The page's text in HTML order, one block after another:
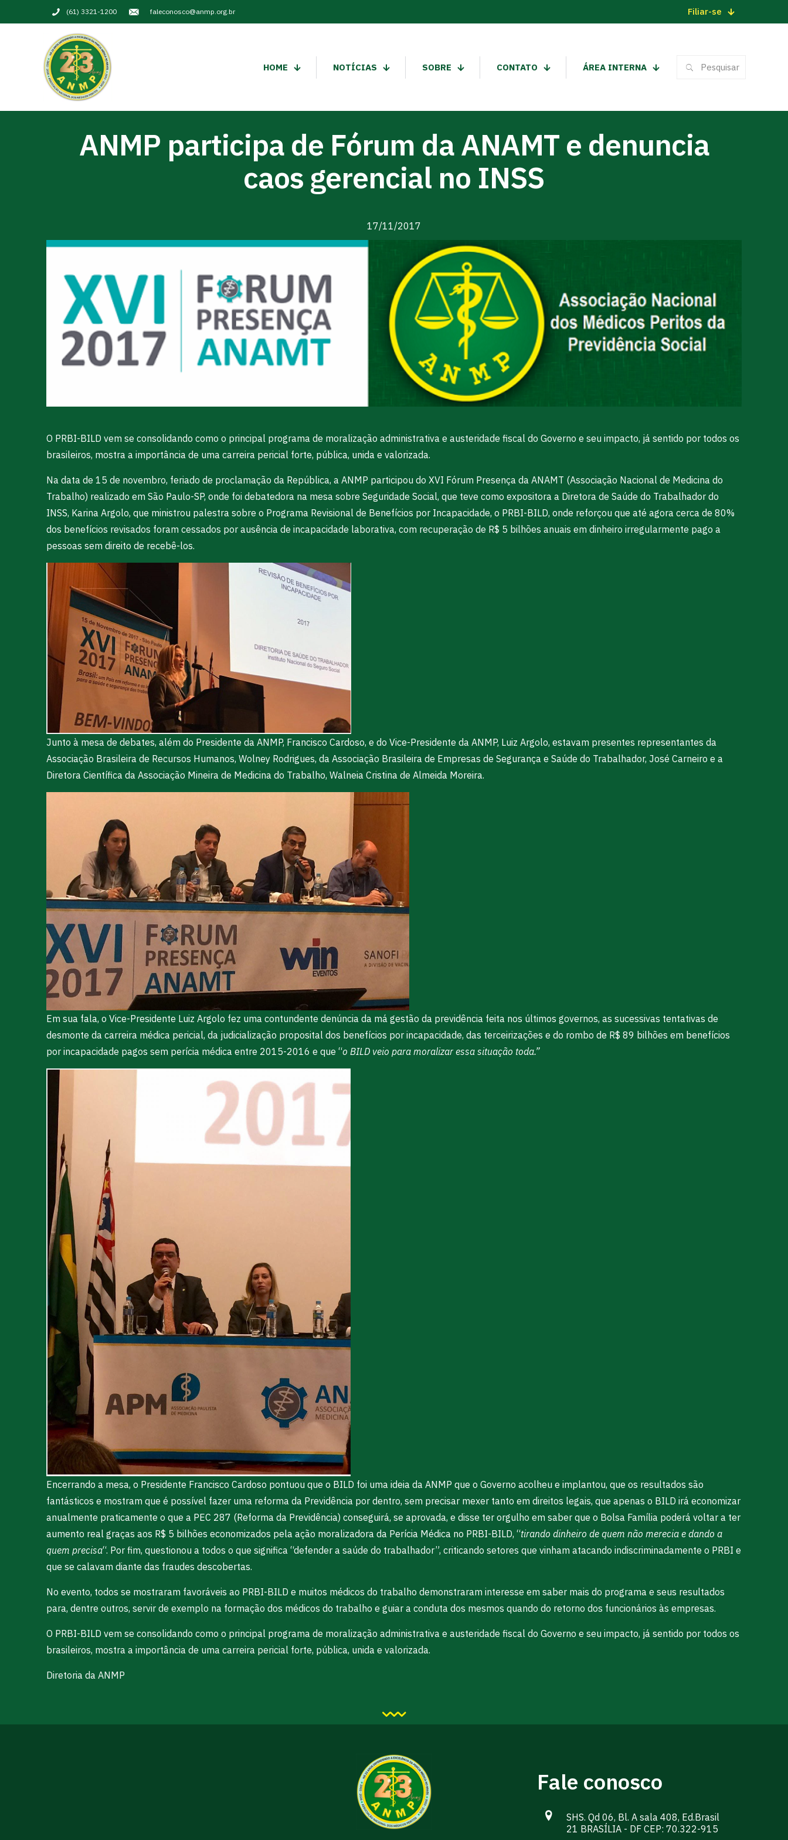
(61) 3321-1200 faleconosco@anmp.org.br Filiar-se
HOME NOTÍCIAS SOBRE CONTATO ÁREA INTERNA
ANMP participa de Fórum da ANAMT e denuncia
caos gerencial no INSS
17/11/2017
O PRBI-BILD vem se consolidando como o principal programa de moralização administrativa e austeridade fiscal do Governo e seu impacto, já sentido por todos os
brasileiros, mostra a importância de uma carreira pericial forte, pública, unida e valorizada.
Na data de 15 de novembro, feriado de proclamação da República, a ANMP participou do XVI Fórum Presença da ANAMT (Associação Nacional de Medicina do
Trabalho) realizado em São Paulo-SP, onde foi debatedora na mesa sobre Seguridade Social, que teve como expositora a Diretora de Saúde do Trabalhador do
INSS, Karina Argolo, que ministrou palestra sobre o Programa Revisional de Benefícios por Incapacidade, o PRBI-BILD, onde reforçou que até agora cerca de 80%
dos benefícios revisados foram cessados por ausência de incapacidade laborativa, com recuperação de R$ 5 bilhões anuais em dinheiro irregularmente pago a
pessoas sem direito de recebê-los.
Junto à mesa de debates, além do Presidente da ANMP, Francisco Cardoso, e do Vice-Presidente da ANMP, Luiz Argolo, estavam presentes representantes da
Associação Brasileira de Recursos Humanos, Wolney Rodrigues, da Associação Brasileira de Empresas de Segurança e Saúde do Trabalhador, José Carneiro e a
Diretora Científica da Associação Mineira de Medicina do Trabalho, Walneia Cristina de Almeida Moreira.
Em sua fala, o Vice-Presidente Luiz Argolo fez uma contundente denúncia da má gestão da previdência feita nos últimos governos, as sucessivas tentativas de
desmonte da carreira médica pericial, da judicialização proposital dos benefícios por incapacidade, das terceirizações e do rombo de R$ 89 bilhões em benefícios
por incapacidade pagos sem perícia médica entre 2015-2016 e que “o BILD veio para moralizar essa situação toda.”
Encerrando a mesa, o Presidente Francisco Cardoso pontuou que o BILD foi uma ideia da ANMP que o Governo acolheu e implantou, que os resultados são
fantásticos e mostram que é possível fazer uma reforma da Previdência por dentro, sem precisar mexer tanto em direitos legais, que apenas o BILD irá economizar
anualmente praticamente o que a PEC 287 (Reforma da Previdência) conseguirá, se aprovada, e disse ter orgulho em saber que o Bolsa Família poderá voltar a ter
aumento real graças aos R$ 5 bilhões economizados pela ação moralizadora da Perícia Médica no PRBI-BILD, “tirando dinheiro de quem não merecia e dando a
quem precisa“. Por fim, questionou a todos o que significa “defender a saúde do trabalhador”, criticando setores que vinham atacando indiscriminadamente o PRBI e
que se calavam diante das fraudes descobertas.
No evento, todos se mostraram favoráveis ao PRBI-BILD e muitos médicos do trabalho demonstraram interesse em saber mais do programa e seus resultados
para, dentre outros, servir de exemplo na formação dos médicos do trabalho e guiar a conduta dos mesmos quando do retorno dos funcionários às empresas.
O PRBI-BILD vem se consolidando como o principal programa de moralização administrativa e austeridade fiscal do Governo e seu impacto, já sentido por todos os
brasileiros, mostra a importância de uma carreira pericial forte, pública, unida e valorizada.
Diretoria da ANMP
Fale conosco
SHS. Qd 06, Bl. A sala 408, Ed.Brasil
21 BRASÍLIA - DF CEP: 70.322-915